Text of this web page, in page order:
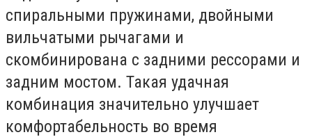
спиральными пружинами, двойными
вильчатыми рычагами и
скомбинирована с задними рессорами и
задним мостом. Такая удачная
комбинация значительно улучшает
комфортабельность во время